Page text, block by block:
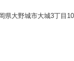
県大野城市大城3丁目